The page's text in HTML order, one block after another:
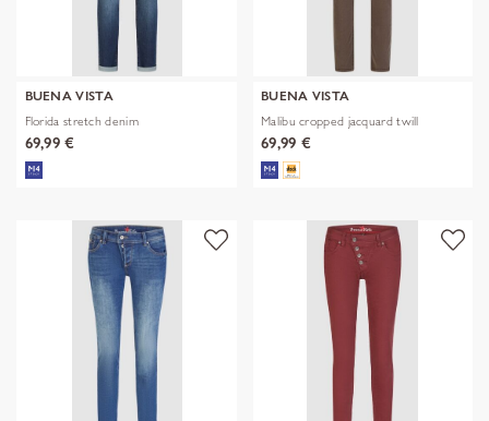
BUENA VISTA
Florida stretch denim
69,99 €
BUENA VISTA
Malibu cropped jacquard twill
69,99 €